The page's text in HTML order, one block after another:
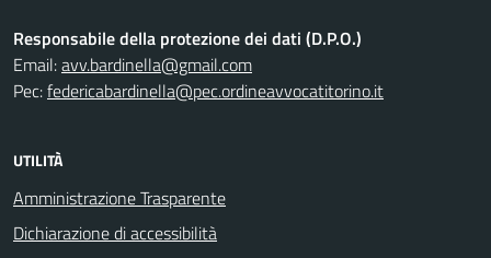
Responsabile della protezione dei dati (D.P.O.)
Email:avv.bardinella@gmail.com
Pec:federicabardinella@pec.ordineavvocatitorino.it
UTILITÀ
Amministrazione Trasparente
Dichiarazione di accessibilità